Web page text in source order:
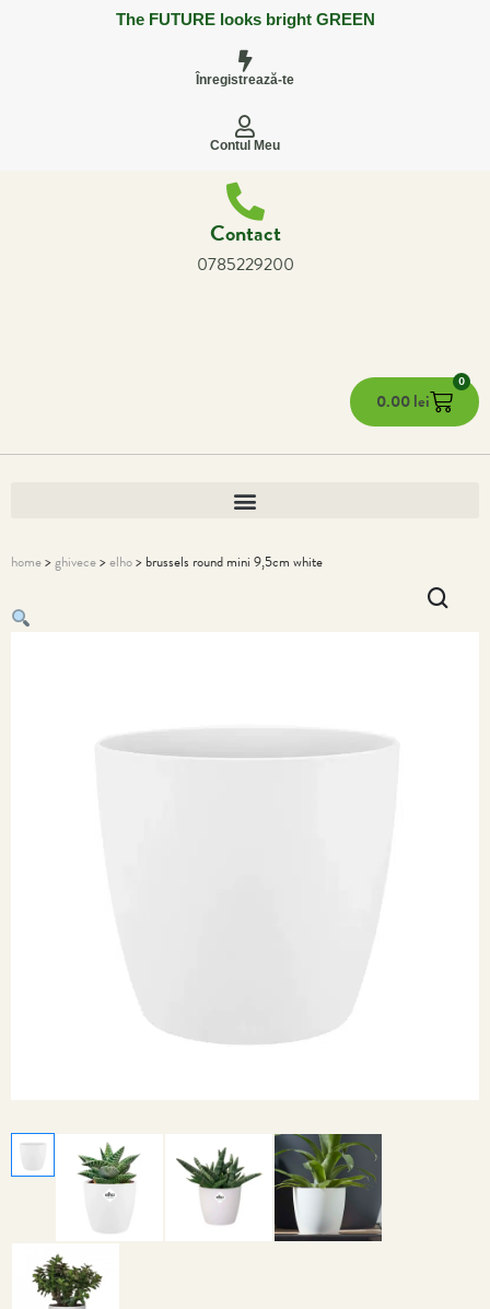
The FUTURE looks bright GREEN
Înregistrează-te
Contul Meu
Contact
0785229200
0.00lei
0
home>ghivece>elho> brussels round mini 9,5cm white